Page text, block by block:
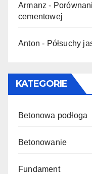
Armanz -
cementowej
Anton - Półsuchy
KATEGORIE
Betonowa podłoga
Betonowanie
Fundament